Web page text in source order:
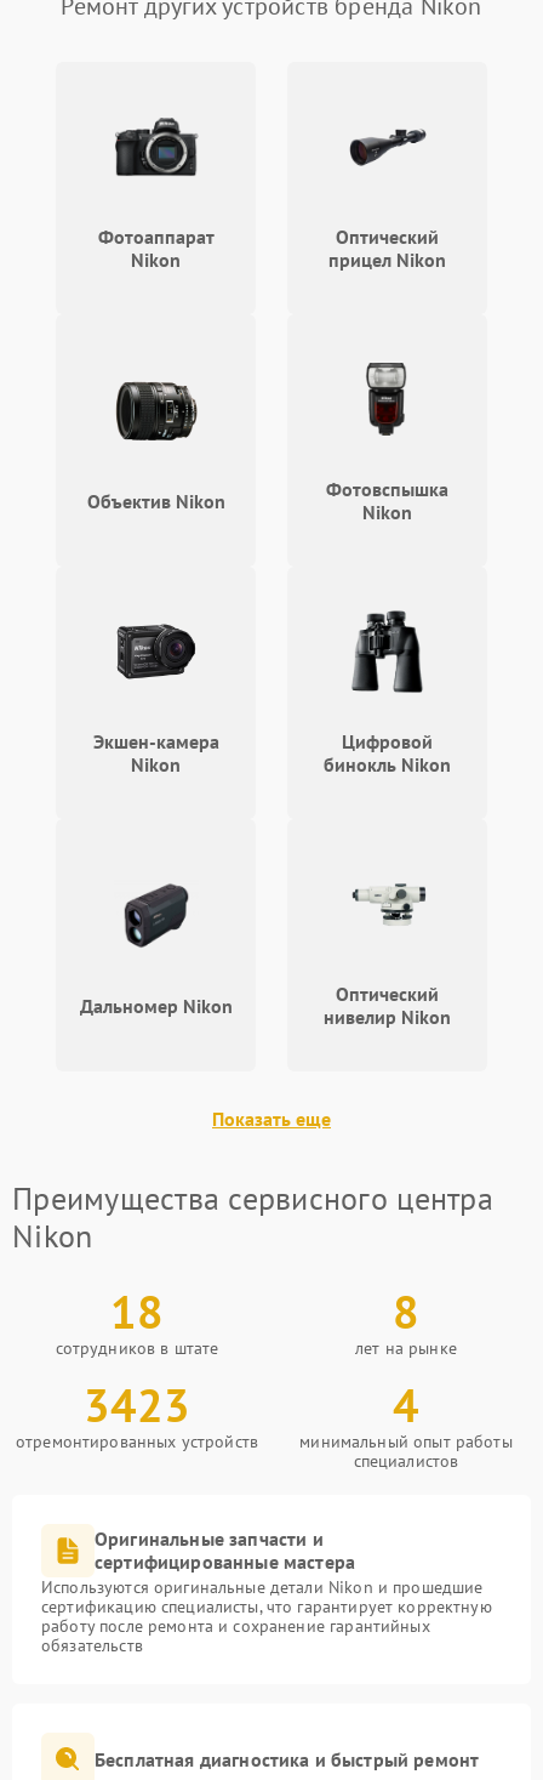
Не работает зум
Не работает стабилизация
Фотоаппарат
Nikon
Оптический
прицел Nikon
Объектив Nikon
Фотовспышка
Nikon
Экшен-камера
Nikon
Цифровой
бинокль Nikon
Дальномер Nikon
Оптический
нивелир Nikon
Показать еще
Преимущества сервисного центра
Nikon
18
сотрудников в штате
8
лет на рынке
3423
отремонтированных устройств
4
минимальный опыт работы
специалистов
Оригинальные запчасти и
сертифицированные мастера
Используются оригинальные детали Nikon и прошедшие
сертификацию специалисты, что гарантирует корректную
работу после ремонта и сохранение гарантийных
обязательств
Бесплатная диагностика и быстрый ремонт